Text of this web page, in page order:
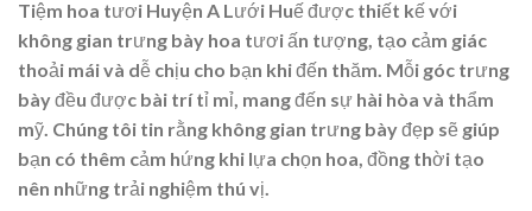
Tiệm hoa tươi Huyện A Lưới Huế được thiết kế với
không gian trưng bày hoa tươi ấn tượng, tạo cảm giác
thoải mái và dễ chịu cho bạn khi đến thăm. Mỗi góc trưng
bày đều được bài trí tỉ mỉ, mang đến sự hài hòa và thẩm
mỹ. Chúng tôi tin rằng không gian trưng bày đẹp sẽ giúp
bạn có thêm cảm hứng khi lựa chọn hoa, đồng thời tạo
nên những trải nghiệm thú vị.